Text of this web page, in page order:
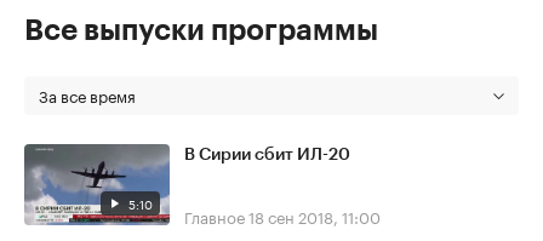
Все выпуски программы
За все время
5:10
В Сирии сбит ИЛ-20
Главное18 сен 2018, 11:00